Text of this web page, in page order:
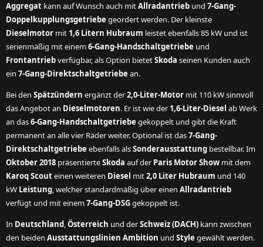
Aggregat kann auf Wunsch auch mitAllradantrieb und 7-Gang-
Doppelkupplungsgetriebe geordert werden. Der kleinste
Dieselmotor mit 1,6 Litern Hubraum leistet ebenfalls 85 kW und ist
serienmäßig mit einem6-Gang-Handschaltgetriebe und
Frontantriebverfügbar, als Option bietetSkoda seinen Kunden auch
ein 7-Gang-Direktschaltgetriebe an.
Bei den Spätzündern ergänzt der2,0-Liter-Motor mit 110 kW sinnvoll
das Angebot an Dieselmotoren. Er ist wie der 1,6-Liter-Diesel ab Werk
an das6-Gang-Handschaltgetriebe gekoppelt und gibt die Kraft
permanent an alle vier Räder weiter. Optional ist das7-Gang-
Direktschaltgetriebe ebenfalls alsSonderausstattung bestellbar. Im
Oktober 2018 präsentierteSkoda auf der Paris Motor Show mit dem
Karoq Scouteinen weiteren Diesel mit2,0 Liter Hubraum und 140
kW Leistung, welcher standardmäßig über einen Allradantrieb
verfügt und mit einem7-Gang-DSGgekoppelt ist.
In Deutschland,Österreich und derSchweiz (DACH) kann zwischen
den beiden Ausstattungslinien Ambition und Style gewählt werden.